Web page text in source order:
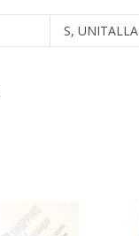
S, UNITALLA